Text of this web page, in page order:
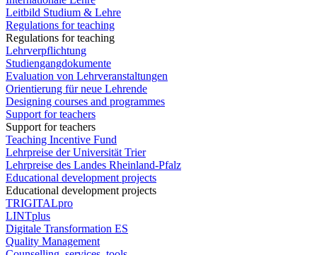
Leitbild Studium & Lehre
Regulations for teaching
Regulations for teaching
Lehrverpflichtung
Studiengangdokumente
Evaluation von Lehrveranstaltungen
Orientierung für neue Lehrende
Designing courses and programmes
Support for teachers
Support for teachers
Teaching Incentive Fund
Lehrpreise der Universität Trier
Lehrpreise des Landes Rheinland-Pfalz
Educational development projects
Educational development projects
TRIGITALpro
LINTplus
Digitale Transformation ES
Quality Management